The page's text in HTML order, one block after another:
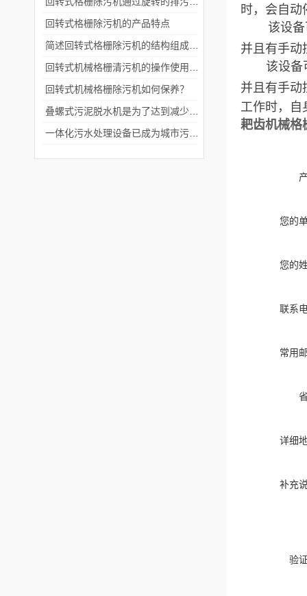
时，会自动
该设备可
并且有手动
该设备
并且有手动
工作时，自
耙齿机械格
您的
您的
联系
常用
详细
补充
验
回转式格栅除污机的产品特点
回转式机械格栅除污机如何保养？